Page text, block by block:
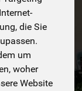
die Sie
um
woher
Website